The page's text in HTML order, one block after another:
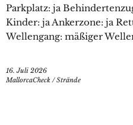
Parkplatz: ja
Kinder: ja Ankerzone: ja
Wellengang: mäßiger
16. Juli 2026
MallorcaCheck /Strände